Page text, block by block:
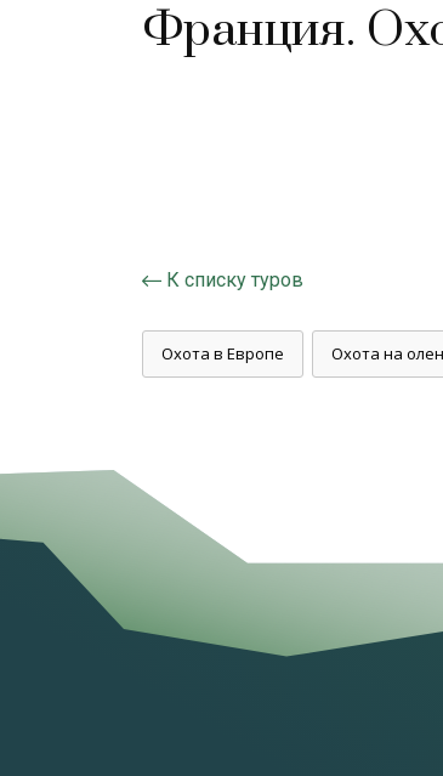
Франция.
К списку туров
Охота в Европе Охота на